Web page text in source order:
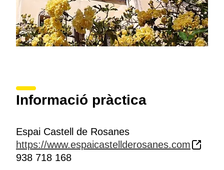
Informació pràctica
Espai Castell de Rosanes
https://www.espaicastellderosanes.com
938 718 168